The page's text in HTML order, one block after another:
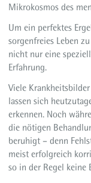
Mikrokosmos des
Um ein perfektes
sorgenfreies Leben
nicht nur eine
Erfahrung.
Viele
lassen sich
erkennen. Noch
die nötigen
beruhigt – denn
meist erfolgreich
so in der Regel keine